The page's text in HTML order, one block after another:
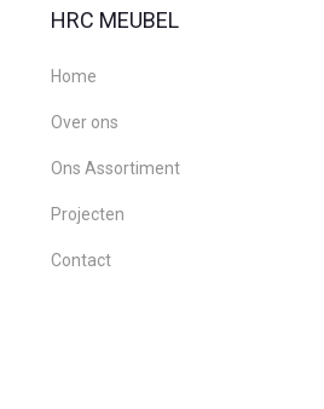
HRC MEUBEL
Home
Over ons
Ons Assortiment
Projecten
Contact